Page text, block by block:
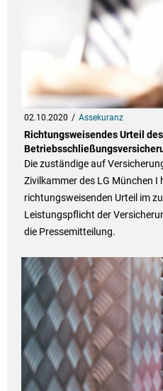
02.10.2020 Assekuranz
Richtungsweisendes Urteil
Die zuständige auf
Zivilkammer des LG München I
richtungsweisenden Urteil im
Leistungspflicht der
die Pressemitteilung.